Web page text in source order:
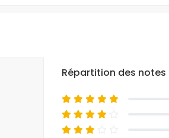
Répartition des notes